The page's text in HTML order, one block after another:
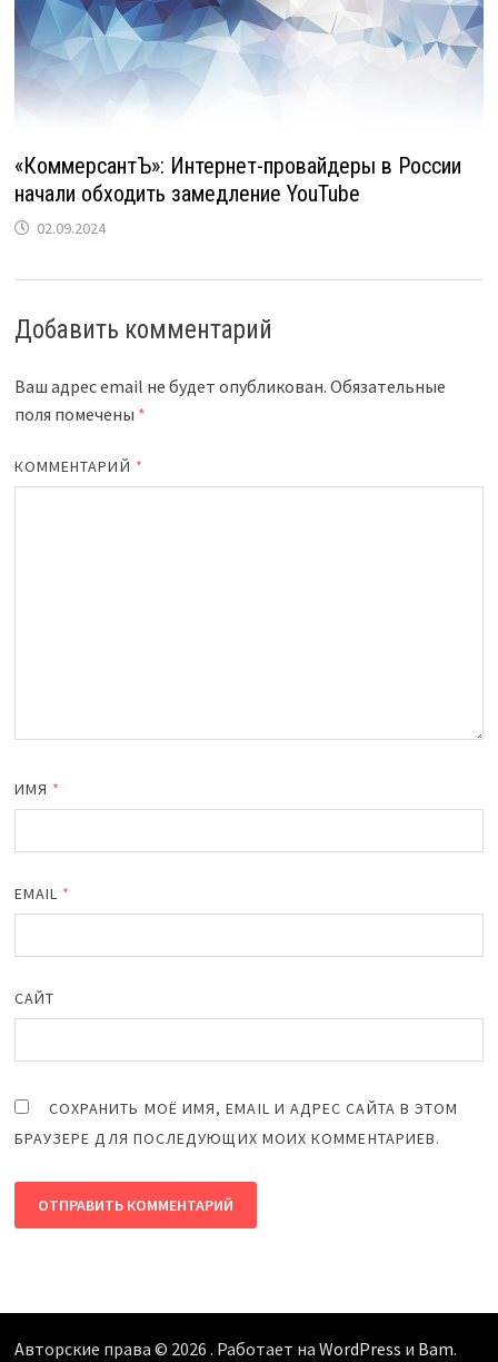
«КоммерсантЪ»: Интернет-провайдеры в России
начали обходить замедление YouTube
02.09.2024
Добавить комментарий
Ваш адрес email не будет опубликован. Обязательные
поля помечены *
КОММЕНТАРИЙ *
ИМЯ *
EMAIL *
САЙТ
СОХРАНИТЬ МОЁ ИМЯ, EMAIL И АДРЕС САЙТА В ЭТОМ
БРАУЗЕРЕ ДЛЯ ПОСЛЕДУЮЩИХ МОИХ КОММЕНТАРИЕВ.
Авторские права © 2026 . Работает на WordPress и Bam.